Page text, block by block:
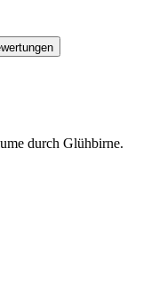
durch Glühbirne.